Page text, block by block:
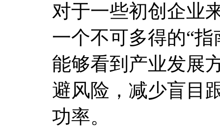
对于一些初创企业
一个不可多得的“
能够看到产业发展
避风险，减少盲目
功率。